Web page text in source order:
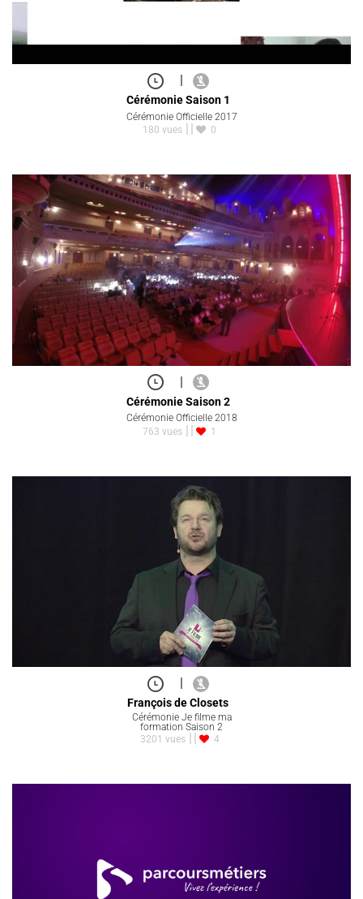
|
Cérémonie Saison 1
Cérémonie Officielle 2017
180 vues
0
|
Cérémonie Saison 2
Cérémonie Officielle 2018
763 vues
1
|
François de Closets
Cérémonie Je filme ma
formation Saison 2
3201 vues
4